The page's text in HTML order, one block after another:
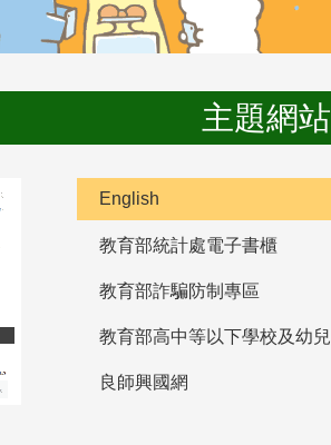
主題網站
English
教育部統計處電子書櫃
教育部詐騙防制專區
良師興國網